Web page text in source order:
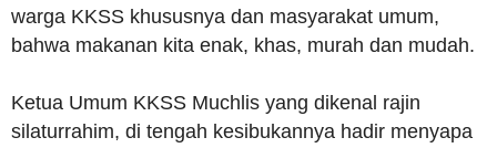
warga KKSS khususnya dan masyarakat umum,
bahwa makanan kita enak, khas, murah dan mudah.
Ketua Umum KKSS Muchlis yang dikenal rajin
silaturrahim, di tengah kesibukannya hadir menyapa